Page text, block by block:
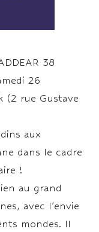
38
26
(2 rue Gustave
aux
dans le cadre
!
au grand
avec l’envie
mondes. Il